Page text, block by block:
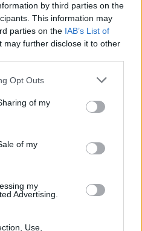
by third parties on the
This information may
parties on the IAB’s List of
may further disclose it to other
Opt Outs
of my
of my
my
Advertising.
Use,
parkovací automaty.
nové poblíž Svaté Hory
upravil pravidla soutěže.
body i za předcházení